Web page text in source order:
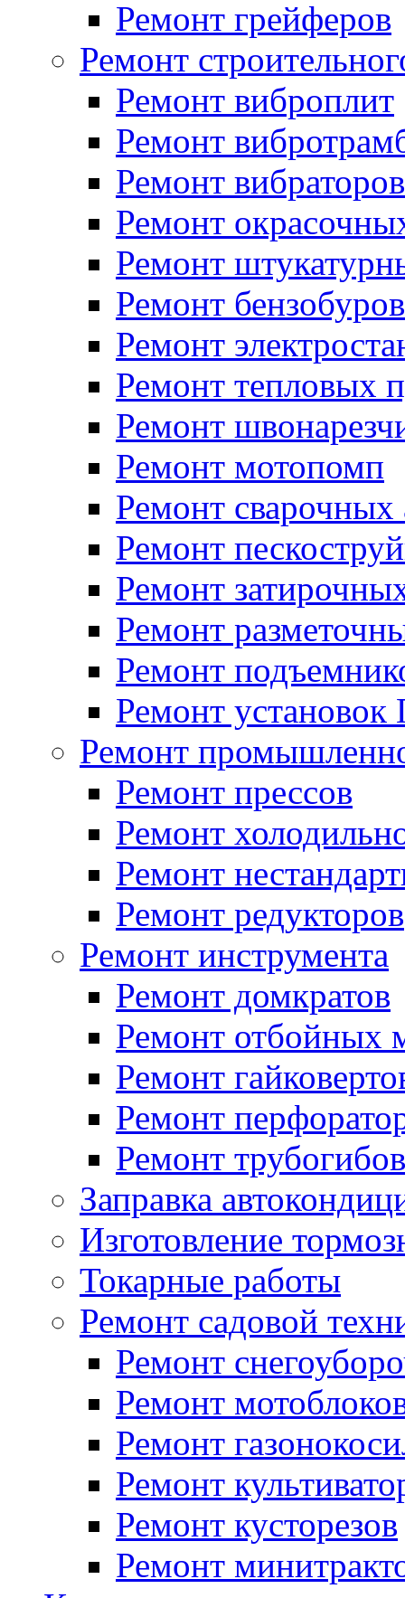
Ремонт грейферов
Ремонт
Ремонт виброплит
Ремонт
Ремонт вибраторов
Ремонт
Ремонт
Ремонт
Ремонт
Ремонт тепловых
Ремонт
Ремонт мотопомп
Ремонт сварочных
Ремонт
Ремонт
Ремонт
Ремонт
Ремонт
Ремонт
Ремонт прессов
Ремонт
Ремонт
Ремонт редукторов
Ремонт инструмента
Ремонт домкратов
Ремонт отбойных
Ремонт
Ремонт
Ремонт трубогибов
Заправка
Изготовление
Токарные работы
Ремонт садовой
Ремонт
Ремонт
Ремонт
Ремонт
Ремонт кусторезов
Ремонт